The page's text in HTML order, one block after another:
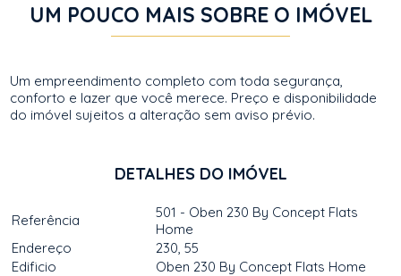
UM POUCO MAIS SOBRE O IMÓVEL
Um empreendimento completo com toda segurança,
conforto e lazer que você merece. Preço e disponibilidade
do imóvel sujeitos a alteração sem aviso prévio.
DETALHES DO IMÓVEL
Referência
501 - Oben 230 By Concept Flats
Home
Endereço
230, 55
Edificio
Oben 230 By Concept Flats Home